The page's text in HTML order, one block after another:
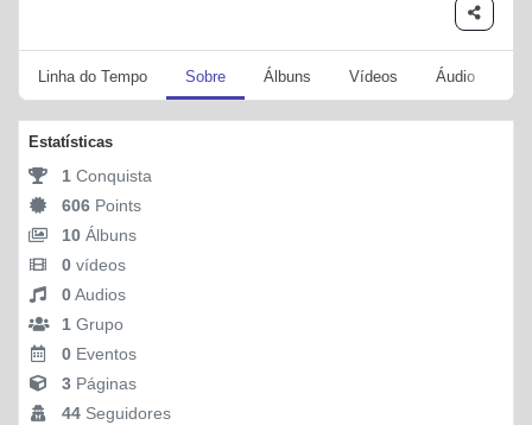
Linha do Tempo Sobre Álbuns Vídeos Áudio
Estatísticas
1 Conquista
606 Points
10 Álbuns
0 vídeos
0Audios
1 Grupo
0 Eventos
3 Páginas
44 Seguidores